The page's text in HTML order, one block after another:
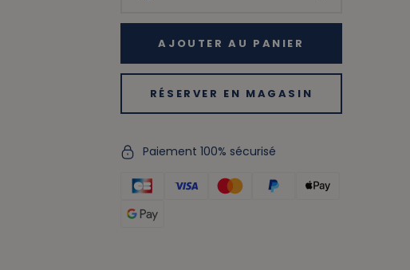
AJOUTER AU PANIER
RÉSERVER EN MAGASIN
Paiement 100% sécurisé